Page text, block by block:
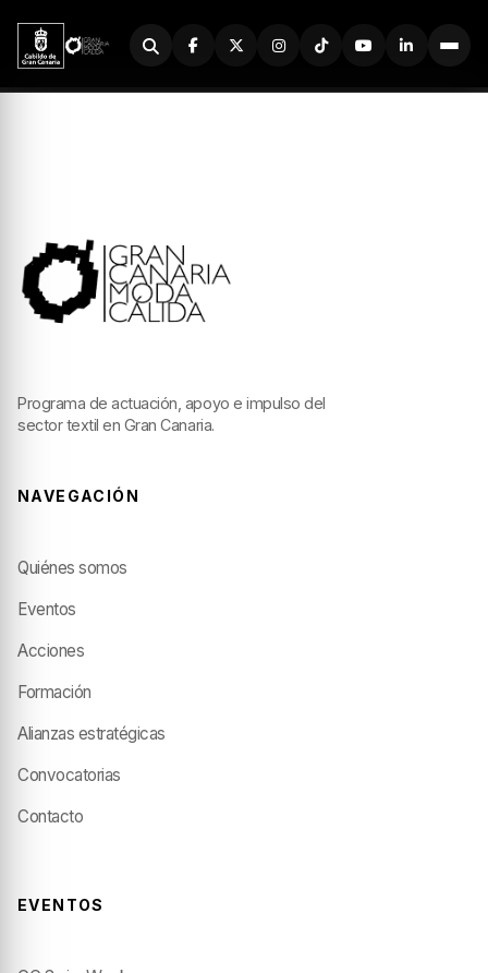
Buscador
Programa de actuación, apoyo e impulso del
sector textil en Gran Canaria.
NAVEGACIÓN
Quiénes somos
Eventos
Acciones
Formación
Alianzas estratégicas
Convocatorias
Contacto
EVENTOS